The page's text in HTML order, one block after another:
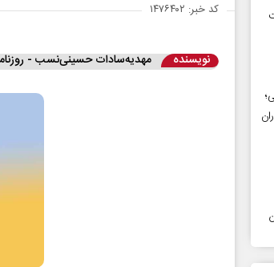
کد خبر: ۱۴۷۶۴۰۲
نویسنده مهدیه‌سادات حسینی‌نسب -